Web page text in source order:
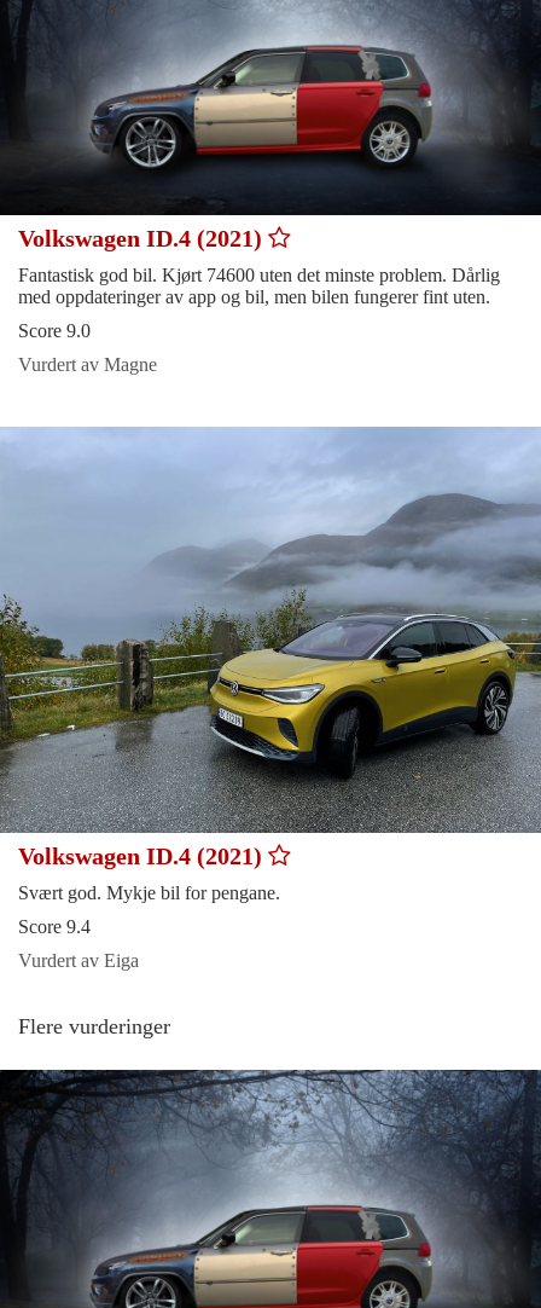
Volkswagen ID.4 (2021)
Fantastisk god bil. Kjørt 74600 uten det minste problem. Dårlig
med oppdateringer av app og bil, men bilen fungerer fint uten.
Score 9.0
Vurdert av Magne
Volkswagen ID.4 (2021)
Svært god. Mykje bil for pengane.
Score 9.4
Vurdert av Eiga
Flere vurderinger